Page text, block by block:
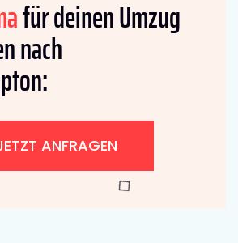
für deinen Umzug
nach
ANFRAGEN